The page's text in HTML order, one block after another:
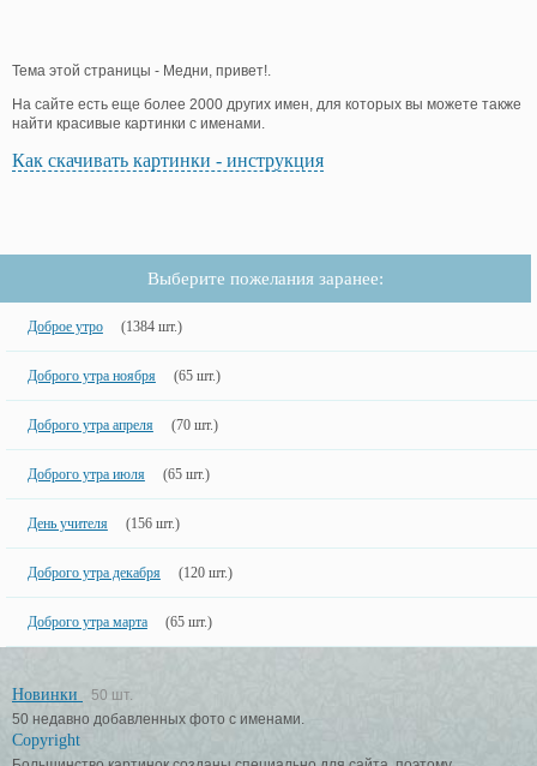
Тема этой страницы - Медни, привет!.
На сайте есть еще более 2000 других имен, для которых вы можете также
найти красивые картинки с именами.
Как скачивать картинки - инструкция
Выберите пожелания заранее:
Доброе утро (1384 шт.)
Доброго утра ноября (65 шт.)
Доброго утра апреля (70 шт.)
Доброго утра июля (65 шт.)
День учителя (156 шт.)
Доброго утра декабря (120 шт.)
Доброго утра марта (65 шт.)
Новинки
50 шт.
50 недавно добавленных фото с именами.
Copyright